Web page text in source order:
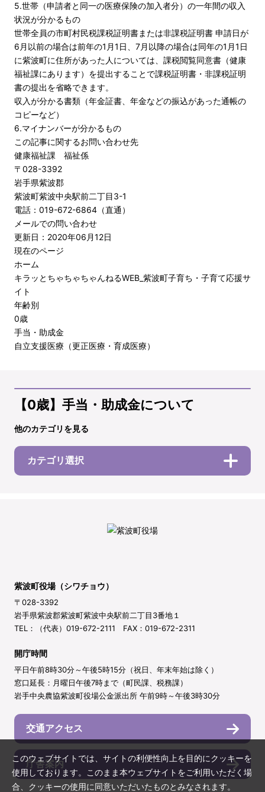
5.世帯（申請者と同一の医療保険の加入者分）の一年間の収入
状況が分かるもの
世帯全員の市町村民税課税証明書または非課税証明書 申請日が
6月以前の場合は前年の1月1日、7月以降の場合は同年の1月1日
に紫波町に住所があった人については、課税閲覧同意書（健康
福祉課にあります）を提出することで課税証明書・非課税証明
書の提出を省略できます。
収入が分かる書類（年金証書、年金などの振込があった通帳の
コピーなど）
6.マイナンバーが分かるもの
この記事に関するお問い合わせ先
健康福祉課 福祉係
〒028-3392
岩手県紫波郡
紫波町紫波中央駅前二丁目3-1
電話：019-672-6864（直通）
メールでの問い合わせ
更新日：2020年06月12日
現在のページ
ホーム
キラッとちゃちゃちゃんねるWEB_紫波町子育ち・子育て応援サ
イト
年齢別
0歳
手当・助成金
自立支援医療（更正医療・育成医療）
【0歳】手当・助成金について
他のカテゴリを見る
カテゴリ選択
紫波町役場（シワチョウ）
〒028-3392
岩手県紫波郡紫波町紫波中央駅前二丁目3番地１
TEL：（代表）019-672-2111 FAX：019-672-2311
開庁時間
平日午前8時30分～午後5時15分（祝日、年末年始は除く）
窓口延長：月曜日午後7時まで（町民課、税務課）
岩手中央農協紫波町役場公金派出所 午前9時～午後3時30分
交通アクセス
庁舎案内
このウェブサイトでは、サイトの利便性向上を目的にクッキーを
使用しております。このまま本ウェブサイトをご利用いただく場
合、クッキーの使用に同意いただいたものとみなされます。